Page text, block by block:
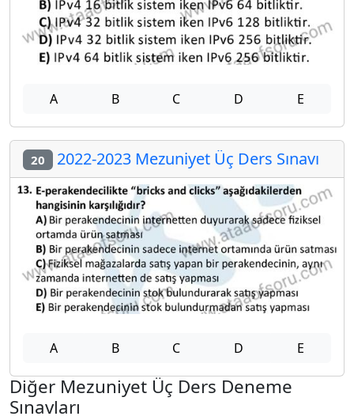
A B C D E
20 2022-2023 Mezuniyet Üç Ders Sınavı
A B C D E
Diğer Mezuniyet Üç Ders Deneme
Sınavları